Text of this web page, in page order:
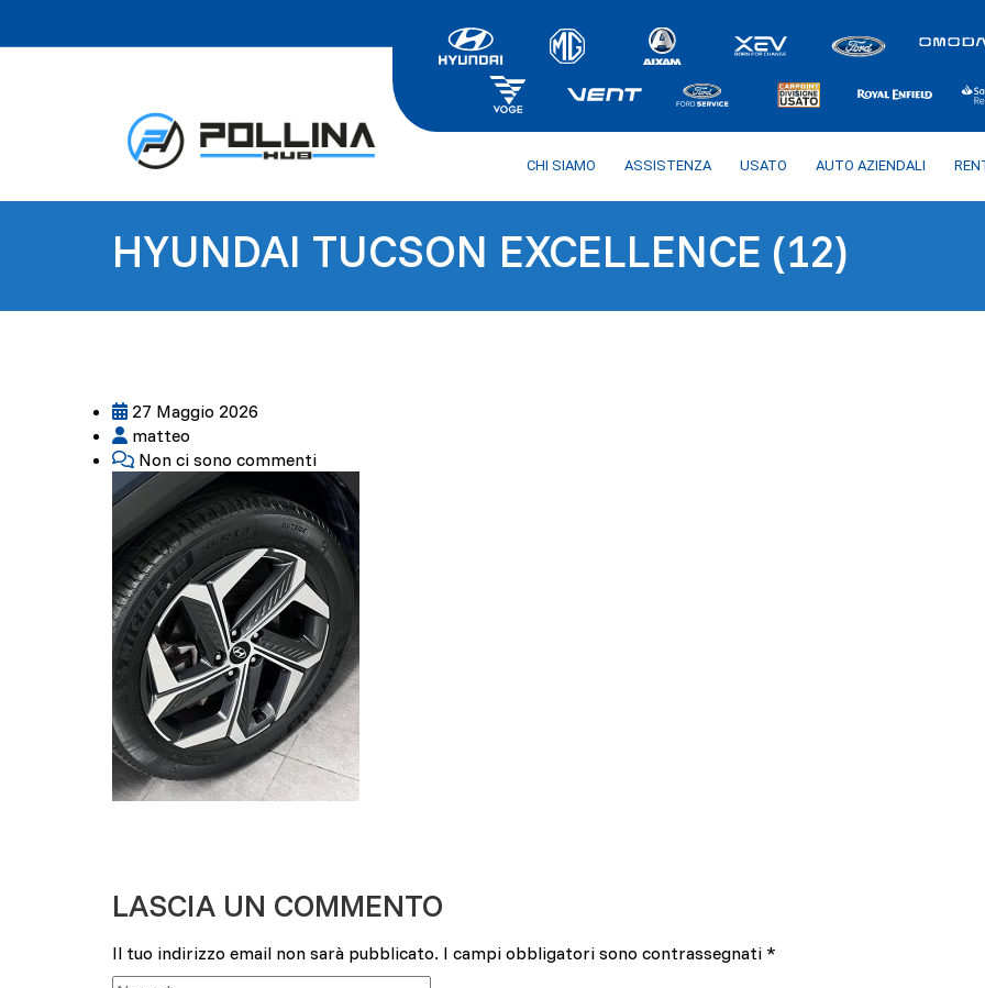
CHI SIAMO ASSISTENZA USATO AUTO AZIENDALI
HYUNDAI TUCSON EXCELLENCE (12)
27 Maggio 2026
matteo
Non ci sono commenti
LASCIA UN COMMENTO
Il tuo indirizzo email non sarà pubblicato. I campi obbligatori sono contrassegnati *